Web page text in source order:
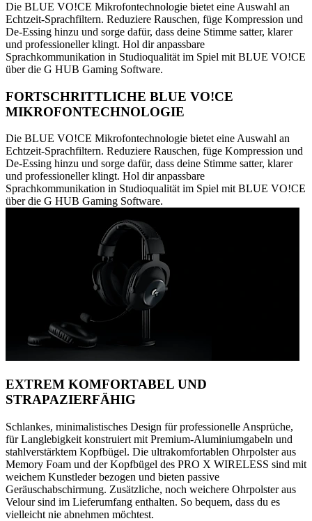
Die BLUE VO!CE Mikrofontechnologie bietet eine Auswahl an
Echtzeit-Sprachfiltern. Reduziere Rauschen, füge Kompression und
De-Essing hinzu und sorge dafür, dass deine Stimme satter, klarer
und professioneller klingt. Hol dir anpassbare
Sprachkommunikation in Studioqualität im Spiel mit BLUE VO!CE
über die G HUB Gaming Software.
FORTSCHRITTLICHE BLUE VO!CE
MIKROFONTECHNOLOGIE
Die BLUE VO!CE Mikrofontechnologie bietet eine Auswahl an
Echtzeit-Sprachfiltern. Reduziere Rauschen, füge Kompression und
De-Essing hinzu und sorge dafür, dass deine Stimme satter, klarer
und professioneller klingt. Hol dir anpassbare
Sprachkommunikation in Studioqualität im Spiel mit BLUE VO!CE
über die G HUB Gaming Software.
EXTREM KOMFORTABEL UND
STRAPAZIERFÄHIG
Schlankes, minimalistisches Design für professionelle Ansprüche,
für Langlebigkeit konstruiert mit Premium-Aluminiumgabeln und
stahlverstärktem Kopfbügel. Die ultrakomfortablen Ohrpolster aus
Memory Foam und der Kopfbügel des PRO X WIRELESS sind mit
weichem Kunstleder bezogen und bieten passive
Geräuschabschirmung. Zusätzliche, noch weichere Ohrpolster aus
Velour sind im Lieferumfang enthalten. So bequem, dass du es
vielleicht nie abnehmen möchtest.